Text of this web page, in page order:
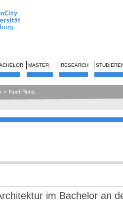
MASTER RESEARCH
> Noel Pinna
im Bachelor an